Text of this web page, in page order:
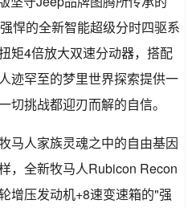
悍的全新智能超级分时四驱系
矩4倍放大双速分动器，搭配
迹罕至的梦里世界探索提供一
切挑战都迎刃而解的自信。
马人家族灵魂之中的自由基因
，全新牧马人Rubicon Recon
增压发动机+8速变速箱的"强